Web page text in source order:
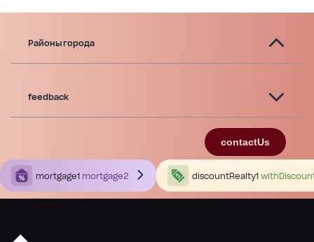
Районы города
feedback
contactUs
mortgage1 mortgage2 discountRealty1